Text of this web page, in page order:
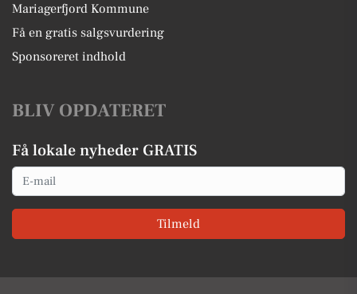
Mariagerfjord Kommune
Få en gratis salgsvurdering
Sponsoreret indhold
BLIV OPDATERET
Få lokale nyheder GRATIS
Email
Tilmeld